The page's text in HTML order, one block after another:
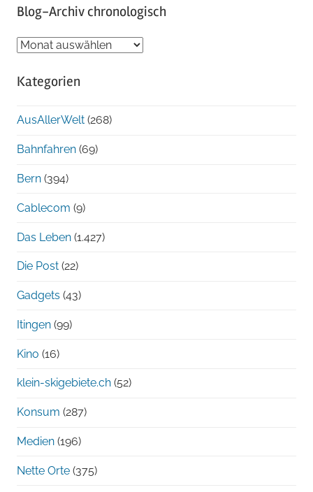
Blog-Archiv chronologisch
Blog-
chronologisch
Kategorien
AusAllerWelt (268)
Bahnfahren (69)
Bern (394)
Cablecom (9)
Das Leben (1.427)
Die Post (22)
Gadgets (43)
Itingen (99)
Kino (16)
klein-skigebiete.ch (52)
Konsum (287)
Medien (196)
Nette Orte (375)